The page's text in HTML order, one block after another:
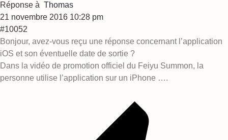
Réponse à Thomas
21 novembre 2016 10:28 pm
#10052
Bonjour, avez-vous reçu une réponse concernant l’application
iOS et son éventuelle date de sortie ?
Dans la vidéo de promotion officiel du Feiyu Summon, la
personne utilise l’application sur un iPhone ….